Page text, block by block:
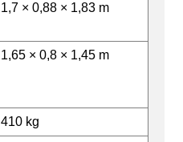
1,7 × 0,88 × 1,83 m
1,65 × 0,8 × 1,45 m
410 kg